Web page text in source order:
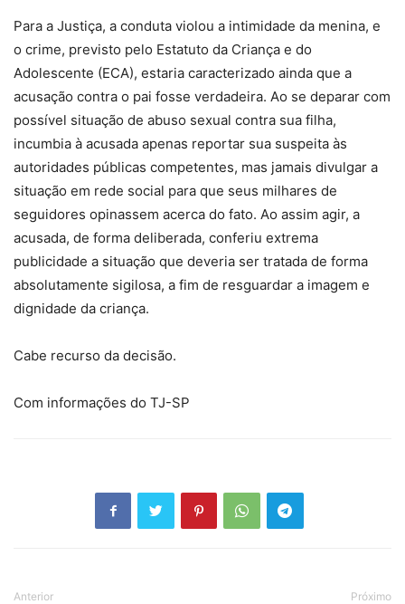
Para a Justiça, a conduta violou a intimidade da menina, e
o crime, previsto pelo Estatuto da Criança e do
Adolescente (ECA), estaria caracterizado ainda que a
acusação contra o pai fosse verdadeira. Ao se deparar com
possível situação de abuso sexual contra sua filha,
incumbia à acusada apenas reportar sua suspeita às
autoridades públicas competentes, mas jamais divulgar a
situação em rede social para que seus milhares de
seguidores opinassem acerca do fato. Ao assim agir, a
acusada, de forma deliberada, conferiu extrema
publicidade a situação que deveria ser tratada de forma
absolutamente sigilosa, a fim de resguardar a imagem e
dignidade da criança.
Cabe recurso da decisão.
Com informações do TJ-SP
Anterior Próximo